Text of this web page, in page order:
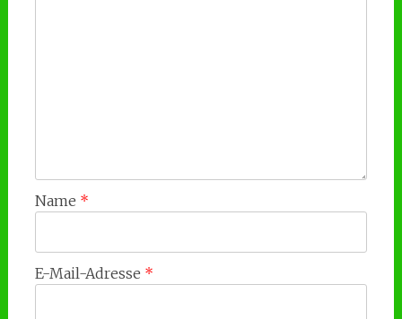
Name *
E-Mail-Adresse *